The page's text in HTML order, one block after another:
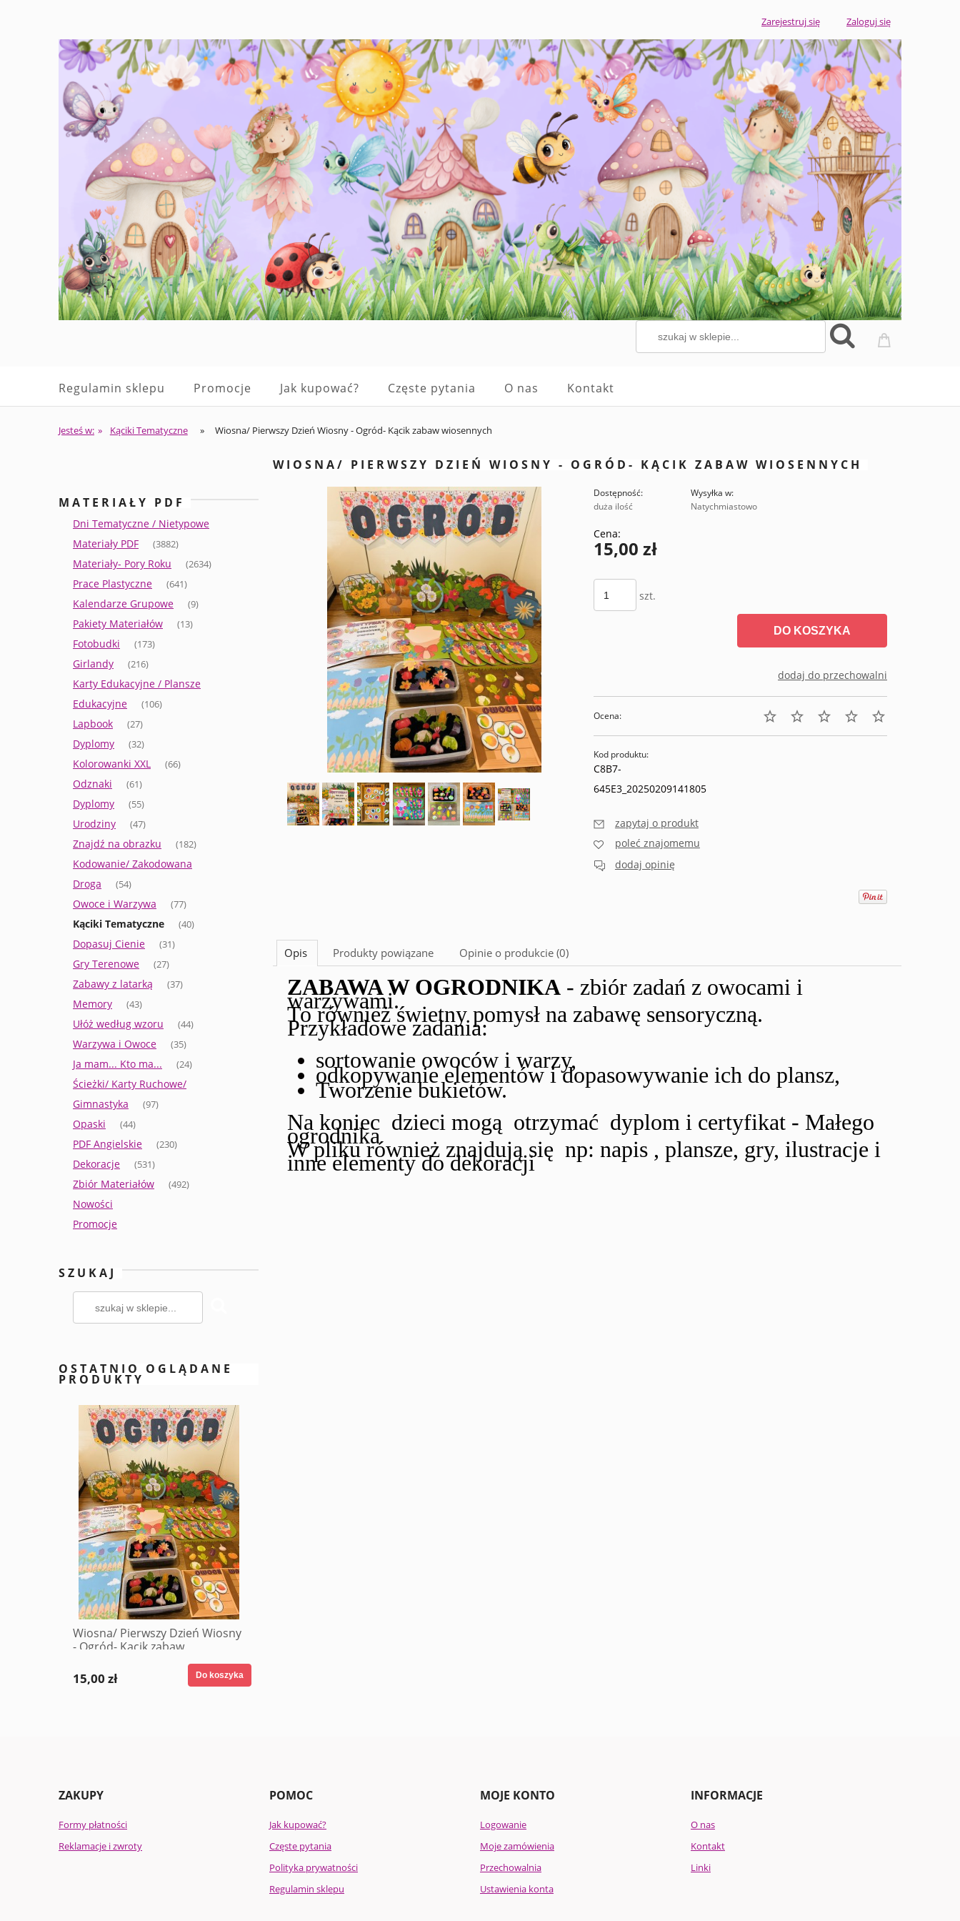
Zarejestruj się Zaloguj się
Regulamin sklepu Promocje Jak kupować? Częste pytania O nas Kontakt
Jesteś w: » Kąciki Tematyczne » Wiosna/ Pierwszy Dzień Wiosny - Ogród- Kącik zabaw wiosennych
MATERIAŁY PDF
Dni Tematyczne / Nietypowe
Materiały PDF
(3882)
Materiały- Pory Roku (2634)
Prace Plastyczne (641)
Kalendarze Grupowe (9)
Pakiety Materiałów (13)
Fotobudki (173)
Girlandy (216)
Karty Edukacyjne / Plansze
Edukacyjne
(106)
Lapbook (27)
Dyplomy (32)
Kolorowanki XXL (66)
Odznaki (61)
Dyplomy (55)
Urodziny (47)
Znajdź na obrazku (182)
Kodowanie/ Zakodowana
Droga
(54)
Owoce i Warzywa (77)
Kąciki Tematyczne (40)
Dopasuj Cienie (31)
Gry Terenowe (27)
Zabawy z latarką (37)
Memory (43)
Ułóż według wzoru (44)
Warzywa i Owoce (35)
Ja mam... Kto ma... (24)
Ścieżki/ Karty Ruchowe/
Gimnastyka
(97)
Opaski (44)
PDF Angielskie (230)
Dekoracje (531)
Zbiór Materiałów (492)
Nowości
Promocje
SZUKAJ
OSTATNIO OGLĄDANE
PRODUKTY
Wiosna/ Pierwszy Dzień Wiosny
- Ogród- Kącik zabaw
15,00 zł Do koszyka
WIOSNA/ PIERWSZY DZIEŃ WIOSNY - OGRÓD- KĄCIK ZABAW WIOSENNYCH
Dostępność:
duża ilość
Wysyłka w:
Natychmiastowo
Cena:
15,00 zł
szt.
DO KOSZYKA
dodaj do przechowalni
Ocena:
Kod produktu:
C8B7-
645E3_20250209141805
zapytaj o produkt
poleć znajomemu
dodaj opinię
Opis Produkty powiązane Opinie o produkcie (0)
ZABAWA W OGRODNIKA - zbiór zadań z owocami i
warzywami.
To również świetny pomysł na zabawę sensoryczną.
Przykładowe zadania:
sortowanie owoców i warzy,
odkopywanie elementów i dopasowywanie ich do plansz,
Tworzenie bukietów.
Na koniec dzieci mogą otrzymać dyplom i certyfikat - Małego
ogrodnika
W pliku również znajdują się np: napis , plansze, gry, ilustracje i
inne elementy do dekoracji
ZAKUPY
Formy płatności
Reklamacje i zwroty
POMOC
Jak kupować?
Częste pytania
Polityka prywatności
Regulamin sklepu
MOJE KONTO
Logowanie
Moje zamówienia
Przechowalnia
Ustawienia konta
INFORMACJE
O nas
Kontakt
Linki